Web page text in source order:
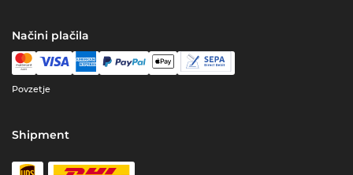
Načini plačila
Povzetje
Shipment